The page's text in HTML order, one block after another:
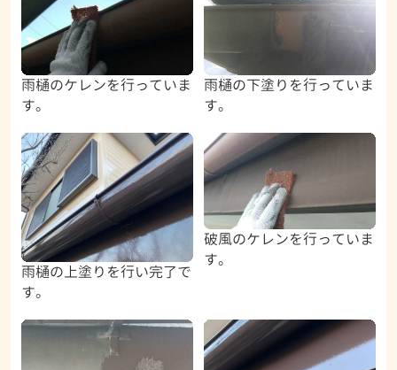
雨樋のケレンを行っていま
す。
雨樋の下塗りを行っていま
す。
雨樋の上塗りを行い完了で
す。
破風のケレンを行っていま
す。